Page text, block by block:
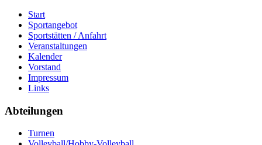
Start
Sportangebot
Sportstätten / Anfahrt
Veranstaltungen
Kalender
Vorstand
Impressum
Links
Abteilungen
Turnen